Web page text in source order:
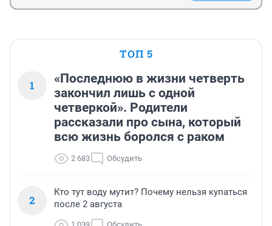
ТОП 5
1
«Последнюю в жизни четверть
закончил лишь с одной
четверкой». Родители
рассказали про сына, который
всю жизнь боролся с раком
2 683 Обсудить
2
Кто тут воду мутит? Почему нельзя купаться
после 2 августа